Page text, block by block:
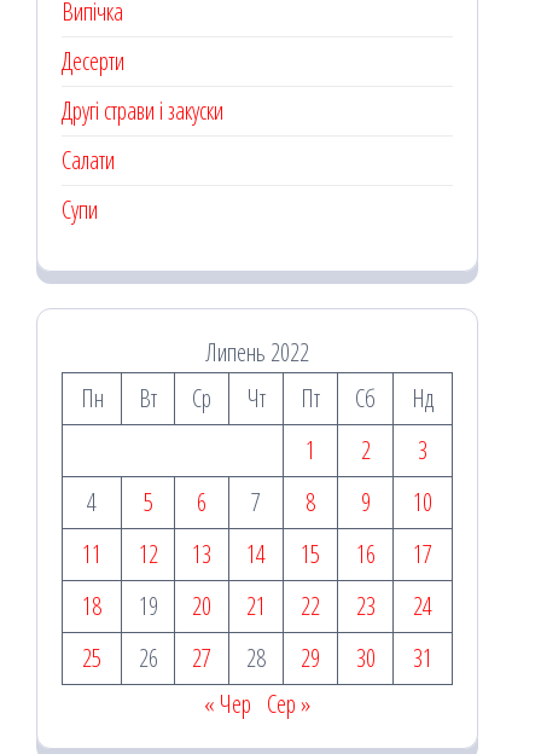
Випічка
Десерти
Другі страви і закуски
Салати
Супи
Липень 2022
Пн
Вт Ср Чт Пт Сб
Нд
1
2
3
4
5 6 7 8 9
10
11
12 13 14 15 16
17
18
19 20 21 22 23
24
25
26 27 28 29 30
31
« Чер Сер »